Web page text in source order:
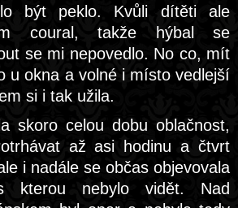
být peklo. Kvůli dítěti ale
coural, takže hýbal se
se mi nepovedlo. No co, mít
u okna a volné i místo vedlejší
si i tak užila.
skoro celou dobu oblačnost,
až asi hodinu a čtvrt
i nadále se občas objevovala
kterou nebylo vidět. Nad